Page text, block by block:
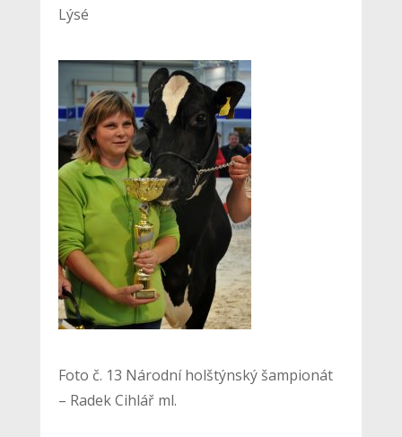
Lýsé
Foto č. 13 Národní holštýnský šampionát
– Radek Cihlář ml.